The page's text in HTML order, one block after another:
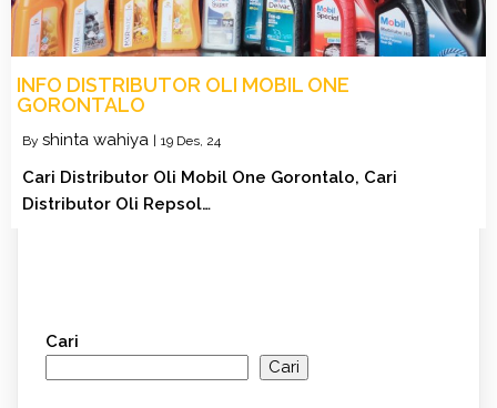
INFO DISTRIBUTOR OLI MOBIL ONE
GORONTALO
By shinta wahiya | 19 Des, 24
Cari Distributor Oli Mobil One Gorontalo, Cari
Distributor Oli Repsol…
Cari
Cari